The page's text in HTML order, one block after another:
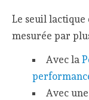
Le seuil lactique
mesurée par
Avec la
Avec